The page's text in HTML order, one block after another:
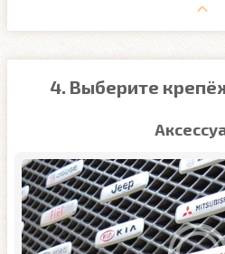
4. Выберите